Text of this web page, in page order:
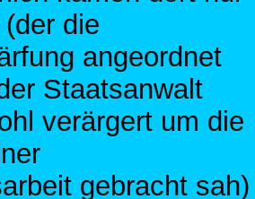
die
angeordnet
Staatsanwalt
verärgert um die
gebracht sah)